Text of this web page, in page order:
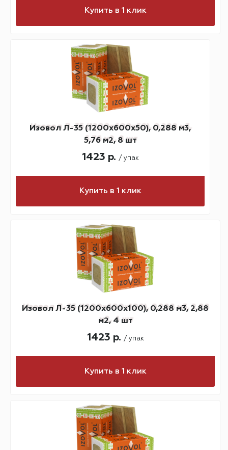
Купить в 1 клик
Изовол Л-35 (1200х600х50), 0,288 м3,
5,76 м2, 8 шт
1423 р. / упак
Купить в 1 клик
Изовол Л-35 (1200х600х100), 0,288 м3, 2,88
м2, 4 шт
1423 р. / упак
Купить в 1 клик